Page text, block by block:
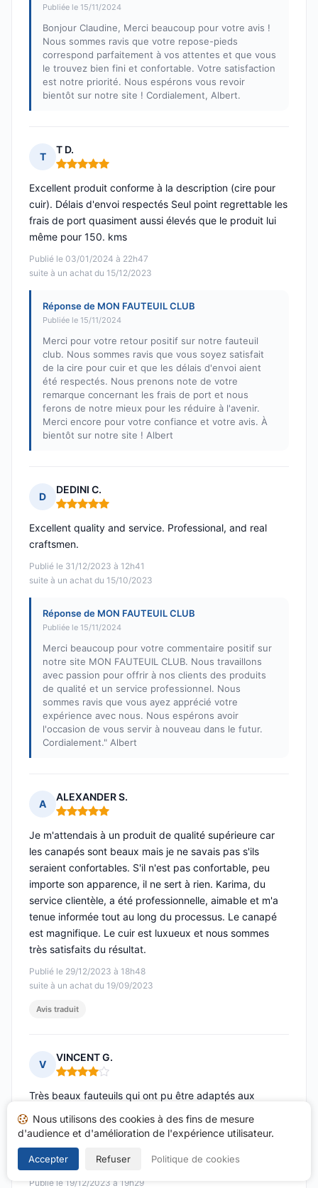
Publiée le 15/11/2024
Bonjour Claudine, Merci beaucoup pour votre avis !
Nous sommes ravis que votre repose-pieds
correspond parfaitement à vos attentes et que vous
le trouvez bien fini et confortable. Votre satisfaction
est notre priorité. Nous espérons vous revoir
bientôt sur notre site ! Cordialement, Albert.
T
T D.
Note : 5 sur 5
Publié le 03/01/2024 à 22h47
suite à un achat du 15/12/2023
Excellent produit conforme à la description (cire pour
cuir). Délais d'envoi respectés Seul point regrettable les
frais de port quasiment aussi élevés que le produit lui
même pour 150. kms
Réponse de MON FAUTEUIL CLUB
Publiée le 15/11/2024
Merci pour votre retour positif sur notre fauteuil
club. Nous sommes ravis que vous soyez satisfait
de la cire pour cuir et que les délais d'envoi aient
été respectés. Nous prenons note de votre
remarque concernant les frais de port et nous
ferons de notre mieux pour les réduire à l'avenir.
Merci encore pour votre confiance et votre avis. À
bientôt sur notre site ! Albert
D
DEDINI C.
Note : 5 sur 5
Publié le 31/12/2023 à 12h41
suite à un achat du 15/10/2023
Excellent quality and service. Professional, and real
craftsmen.
Réponse de MON FAUTEUIL CLUB
Publiée le 15/11/2024
Merci beaucoup pour votre commentaire positif sur
notre site MON FAUTEUIL CLUB. Nous travaillons
avec passion pour offrir à nos clients des produits
de qualité et un service professionnel. Nous
sommes ravis que vous ayez apprécié votre
expérience avec nous. Nous espérons avoir
l'occasion de vous servir à nouveau dans le futur.
Cordialement." Albert
A
ALEXANDER S.
Note : 5 sur 5
Publié le 29/12/2023 à 18h48
suite à un achat du 19/09/2023
Je m'attendais à un produit de qualité supérieure car
les canapés sont beaux mais je ne savais pas s'ils
seraient confortables. S'il n'est pas confortable, peu
importe son apparence, il ne sert à rien. Karima, du
service clientèle, a été professionnelle, aimable et m'a
tenue informée tout au long du processus. Le canapé
est magnifique. Le cuir est luxueux et nous sommes
très satisfaits du résultat.
Avis traduit
V
VINCENT G.
Note : 4 sur 5
Publié le 19/12/2023 à 19h29
Très beaux fauteuils qui ont pu être adaptés aux
toucher (mais se marque vite si vous avez des usagers
Guisnel, coutûmier des rendez-vous manqués.
Nous utilisons des cookies à des fins de mesure
d'audience et d'amélioration de l'expérience utilisateur.
Accepter Refuser Politique de cookies